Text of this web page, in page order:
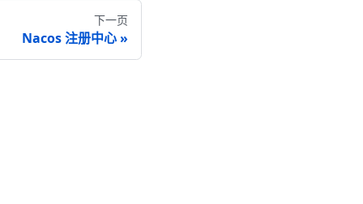
下一页
Nacos 注册中心